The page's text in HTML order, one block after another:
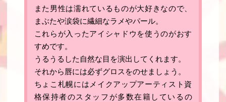
また男性は濡れているものが大好きなので、
まぶたや涙袋に繊細なラメやパール。
これらが入ったアイシャドウを使うのがおす
すめです。
うるうるした自然な目を演出してくれます。
それから唇には必ずグロスをのせましょう。
ちょこ札幌にはメイクアップアーティスト資
格保持者のスタッフが多数在籍しているの